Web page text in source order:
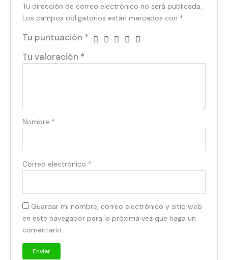
Tu dirección de correo electrónico no será publicada.
Los campos obligatorios están marcados con *
Tu puntuación *
Tu valoración *
Nombre *
Correo electrónico *
Guardar mi nombre, correo electrónico y sitio web
en este navegador para la próxima vez que haga un
comentario.